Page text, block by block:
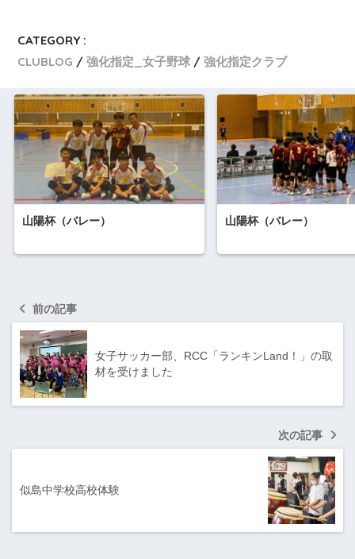
CATEGORY :
CLUBLOG
強化指定_女子野球 強化指定クラブ
山陽杯（バレー） 山陽杯（バレー）
前の記事
女子サッカー部、RCC「ランキンLand！」の取
材を受けました
次の記事
似島中学校高校体験